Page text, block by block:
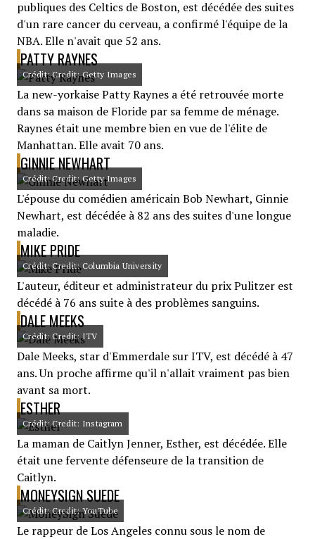
publiques des Celtics de Boston, est décédée des suites
d'un rare cancer du cerveau, a confirmé l'équipe de la
NBA. Elle n'avait que 52 ans.
PATTY RAYNES
Crédit: Credit: Getty Images
La new-yorkaise Patty Raynes a été retrouvée morte
dans sa maison de Floride par sa femme de ménage.
Raynes était une membre bien en vue de l'élite de
Manhattan. Elle avait 70 ans.
GINNIE NEWHART
Crédit: Credit: Getty Images
L'épouse du comédien américain Bob Newhart, Ginnie
Newhart, est décédée à 82 ans des suites d'une longue
maladie.
MIKE PRIDE
Crédit: Credit: Columbia University
L'auteur, éditeur et administrateur du prix Pulitzer est
décédé à 76 ans suite à des problèmes sanguins.
DALE MEEKS
Crédit: Credit: ITV
Dale Meeks, star d'Emmerdale sur ITV, est décédé à 47
ans. Un proche affirme qu'il n'allait vraiment pas bien
avant sa mort.
ESTHER
Crédit: Credit: Instagram
La maman de Caitlyn Jenner, Esther, est décédée. Elle
était une fervente défenseure de la transition de
Caitlyn.
MONEYSIGN SUEDE
Crédit: Credit: YouTube
Le rappeur de Los Angeles connu sous le nom de